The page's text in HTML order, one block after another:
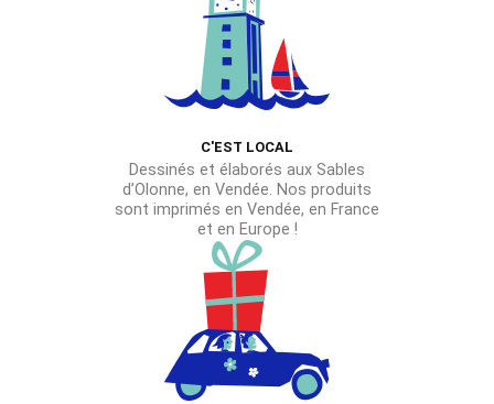
C'EST LOCAL
Dessinés et élaborés aux Sables
d’Olonne, en Vendée. Nos produits
sont imprimés en Vendée, en France
et en Europe !